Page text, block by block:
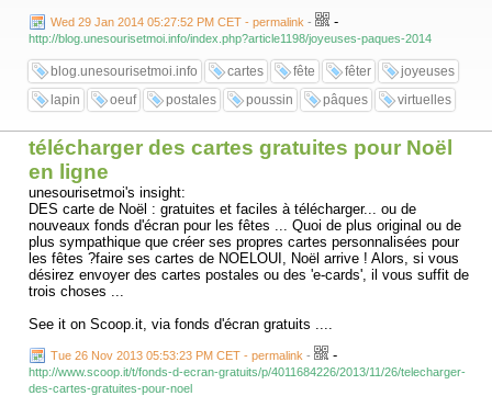
Wed 29 Jan 2014 05:27:52 PM CET - permalink - -
http://blog.unesourisetmoi.info/index.php?article1198/joyeuses-paques-2014
blog.unesourisetmoi.info cartes fête fêter
joyeuses
lapin
oeuf postales poussin pâques virtuelles
télécharger des cartes gratuites pour Noël
en ligne
unesourisetmoi's insight:
DES carte de Noël : gratuites et faciles à télécharger... ou de
nouveaux fonds d'écran pour les fêtes ... Quoi de plus original ou de
plus sympathique que créer ses propres cartes personnalisées pour
les fêtes ?faire ses cartes de NOELOUI, Noël arrive ! Alors, si vous
désirez envoyer des cartes postales ou des 'e-cards', il vous suffit de
trois choses ...
See it on Scoop.it, via fonds d'écran gratuits ....
Tue 26 Nov 2013 05:53:23 PM CET - permalink - -
http://www.scoop.it/t/fonds-d-ecran-gratuits/p/4011684226/2013/11/26/telecharger-
des-cartes-gratuites-pour-noel